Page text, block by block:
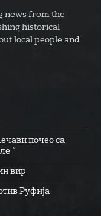
news from the
historical
local people and
почео са
“
вир
Руфија